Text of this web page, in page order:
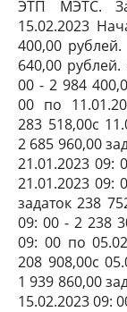
ЭТП МЭТС.
15.02.2023
400,00
640,00
00 - 2 984
00 по
283 518,00с
2 685 960,00
21.01.2023 09:
21.01.2023 09:
задаток 238
09: 00 - 2 238
09: 00 по
208 908,00с
1 939 860,00
15.02.2023 09: